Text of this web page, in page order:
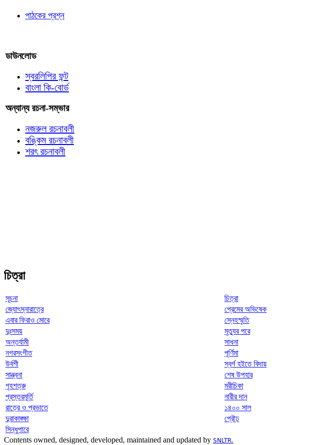
পাঠকের প্রশ্ন
ডাউনলোড
স্বরলিপির ফন্ট
বাংলা কি-বোর্ড
অন্যান্য রচনা-সম্ভার
নজরুল রচনাবলী
বঙ্কিম রচনাবলী
শরৎ রচনাবলী
চিত্রা
সূচনা চিত্রা
জ্যোৎস্নারাত্রে
প্রেমের অভিষেক
এবার ফিরাও মোরে
স্নেহস্মৃতি
দুঃসময়
মৃত্যুর পরে
অন্তর্যামী
সাধনা
নগরসংগীত
পূর্ণিমা
উর্বশী
স্বর্গ হইতে বিদায়
সান্ত্বনা
শেষ উপহার
গৃহশত্রু
মরীচিকা
প্রস্তরমূর্তি
নারীর দান
রাত্রে ও প্রভাতে
১৪০০ সাল
দুরাকাঙ্ক্ষা
প্রৌঢ়
সিন্ধুপারে
Contents owned, designed, developed, maintained and updated by SNLTR.